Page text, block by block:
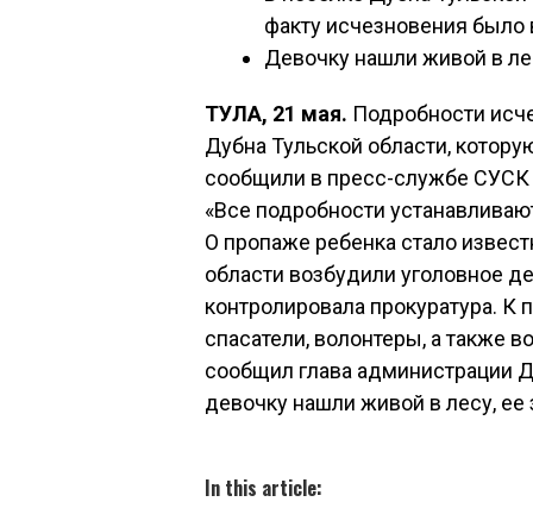
факту исчезновения
Девочку нашли живой в
ТУЛА, 21 мая. Подробности
Дубна Тульской области,
сообщили в пресс-службе СУСК
«Все подробности
О пропаже ребенка стало
области возбудили уголовное
контролировала прокуратура. К
спасатели, волонтеры, а также
сообщил глава администрации
девочку нашли живой в лесу,
In this article: